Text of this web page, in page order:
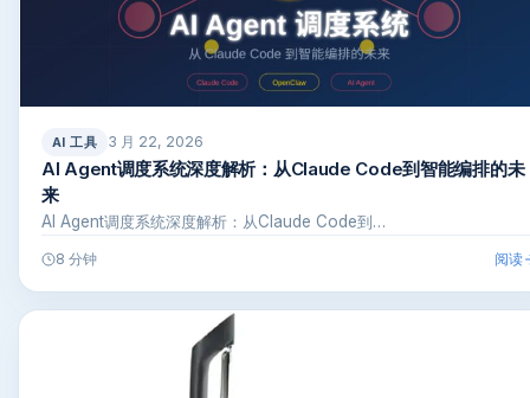
AI 工具 3 月 22, 2026
AI Agent调度系统深度解析：从Claude Code到智能编排的未
来
AI Agent调度系统深度解析：从Claude Code到…
8 分钟 阅读